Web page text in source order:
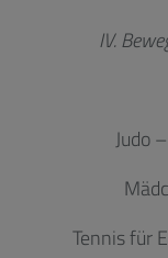
IV.
Judo
Tennis für